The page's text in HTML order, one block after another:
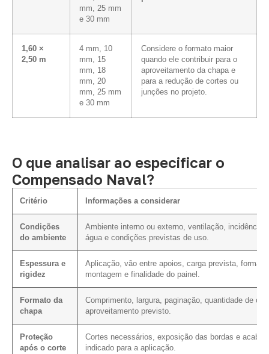
mm, 25 mm
e 30 mm
1,60 ×
2,50 m
4 mm, 10
mm, 15
mm, 18
mm, 20
mm, 25 mm
e 30 mm
Considere o formato maior
quando ele contribuir para o
aproveitamento da chapa e
para a redução de cortes ou
junções no projeto.
O que analisar ao especificar o
Compensado Naval?
Critério Informações a considerar
Condições
do ambiente
Ambiente interno ou externo, ventilação, incidência
água e condições previstas de uso.
Espessura e
rigidez
Aplicação, vão entre apoios, carga prevista, forma
montagem e finalidade do painel.
Formato da
chapa
Comprimento, largura, paginação, quantidade de
aproveitamento previsto.
Proteção
após o corte
Cortes necessários, exposição das bordas e
indicado para a aplicação.